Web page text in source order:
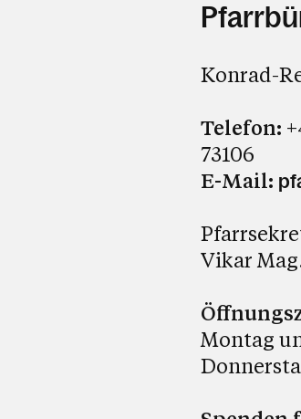
Konrad-
Telefon:
73106
E-Mail:
Vikar
Montag